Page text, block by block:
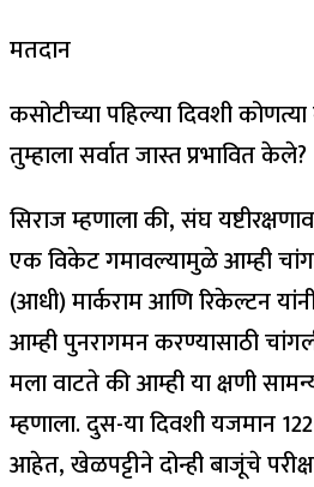
मतदान
कसोटीच्या पहिल्या दिवशी
तुम्हाला सर्वात जास्त प्रभावित केले?
सिराज म्हणाला की, संघ
एक विकेट गमावल्यामुळे आम्ही
(आधी) मार्कराम आणि रिकेल्टन
आम्ही पुनरागमन करण्यासाठी
मला वाटते की आम्ही या क्षणी
म्हणाला.दुस-या दिवशी यजमान 122
आहेत, खेळपट्टीने दोन्ही बाजूंचे